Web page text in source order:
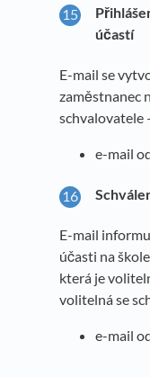
účastí
E-mail se
zaměstnanec
schvalovatele
e-mail
E-mail
účasti na
která je
volitelná se
e-mail